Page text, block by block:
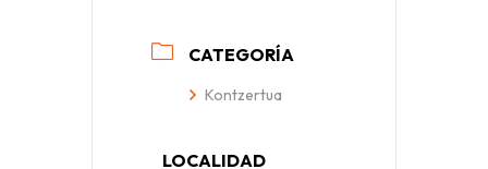
CATEGORÍA
Kontzertua
LOCALIDAD